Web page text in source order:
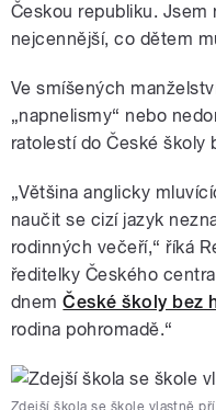
Českou republiku. Jsem
nejcennější, co dětem
Ve smíšených
„napnelismy“ nebo
ratolestí do České školy
„Většina anglicky
naučit se cizí jazyk
rodinných večeří,“ říká
ředitelky Českého
dnemČeské školy bez
rodina pohromadě.“